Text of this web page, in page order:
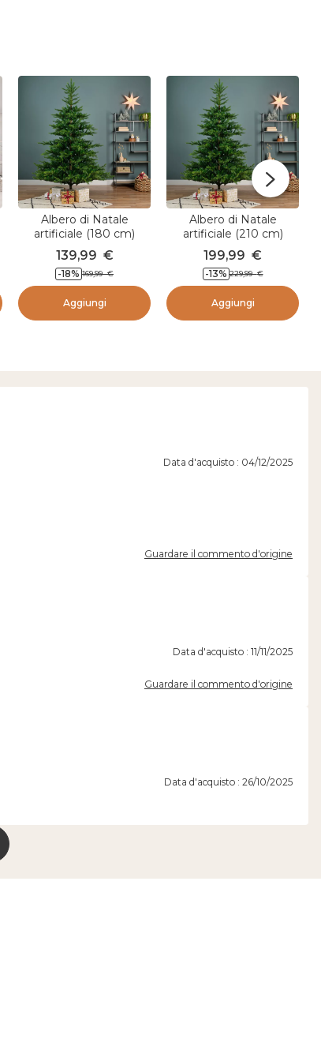
a
a
Albero di Natale
artificiale (180 cm)
Glorious Verde abete
139,99 €
-18% 169,99 €
Aggiungi
Albero di Natale
artificiale (210 cm)
Glorious Verde abete
199,99 €
-13% 229,99 €
Aggiungi
Data d'acquisto : 04/12/2025
Guardare il commento d'origine
Data d'acquisto : 11/11/2025
Guardare il commento d'origine
Data d'acquisto : 26/10/2025